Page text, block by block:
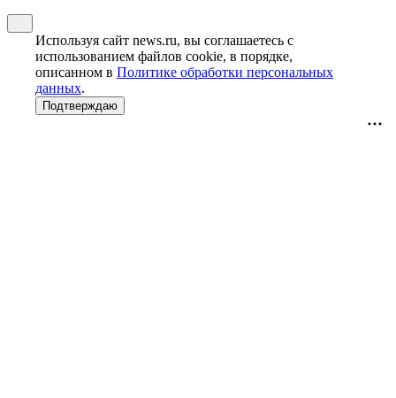
Используя сайт news.ru, вы соглашаетесь с
использованием файлов cookie, в порядке,
описанном в Политике обработки персональных
данных.
Подтверждаю